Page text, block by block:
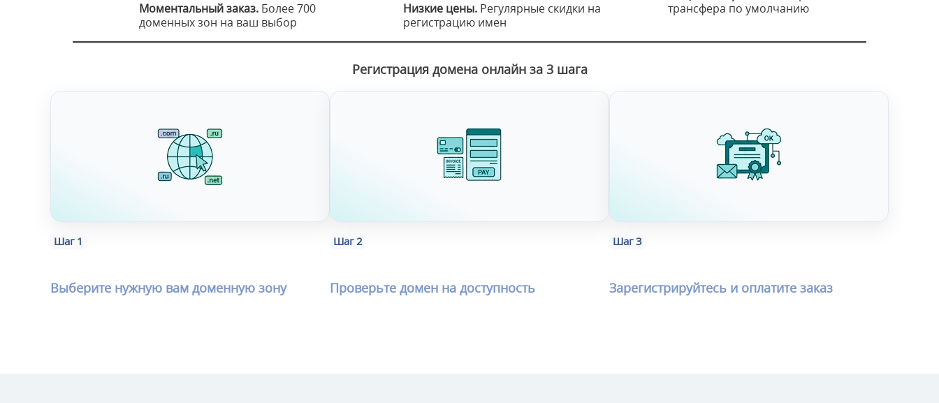
Моментальный заказ.Более 700
доменных зон на ваш выбор
Низкие цены. Регулярные скидки на
регистрацию имен
трансфера по умолчанию
Регистрация домена онлайн за 3 шага
Шаг 1
Выберите нужную вам доменную зону
Шаг 2
Проверьте домен на доступность
Шаг 3
Зарегистрируйтесь и оплатите заказ